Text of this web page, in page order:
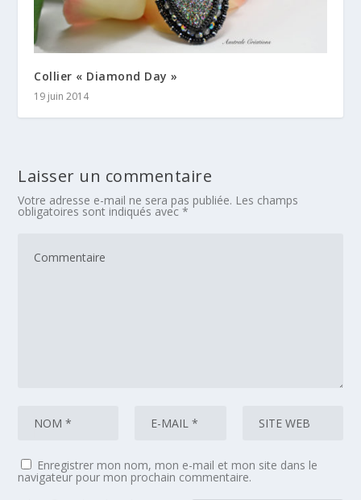
Collier « Diamond Day »
19 juin 2014
Laisser un commentaire
Votre adresse e-mail ne sera pas publiée. Les champs
obligatoires sont indiqués avec*
Enregistrer mon nom, mon e-mail et mon site dans le
navigateur pour mon prochain commentaire.